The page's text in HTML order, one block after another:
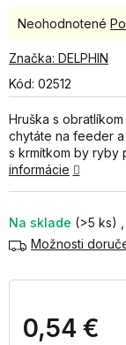
Kód: 02512
Na sklade (>5 ks)
Možnosti
0,54 €
Hruška s
chytáte na feeder
s krmítkom by ryby
informácie
Priemerné
produktu
0,0
5
hviezdičiek.
Neohodnotené
Značka: DELPHIN